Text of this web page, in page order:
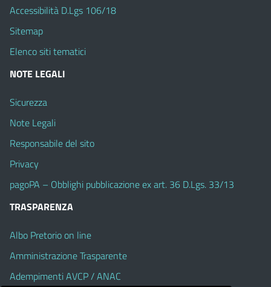
Accessibilità D.Lgs 106/18
Sitemap
Elenco siti tematici
NOTE LEGALI
Sicurezza
Note Legali
Responsabile del sito
Privacy
pagoPA – Obblighi pubblicazione ex art. 36 D.Lgs. 33/13
TRASPARENZA
Albo Pretorio on line
Amministrazione Trasparente
Adempimenti AVCP / ANAC